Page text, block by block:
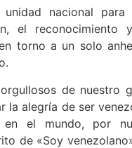
nacional para
el
torno a un solo
de nuestro
la alegría de ser
en el mundo, por
de «Soy